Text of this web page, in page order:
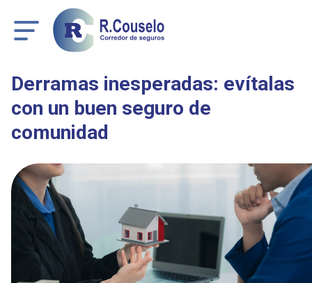
Derramas inesperadas: evítalas
con un buen seguro de
comunidad